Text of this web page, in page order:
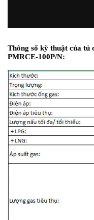
Thông số kỹ thuật của tủ
PMRCE-100P/N: